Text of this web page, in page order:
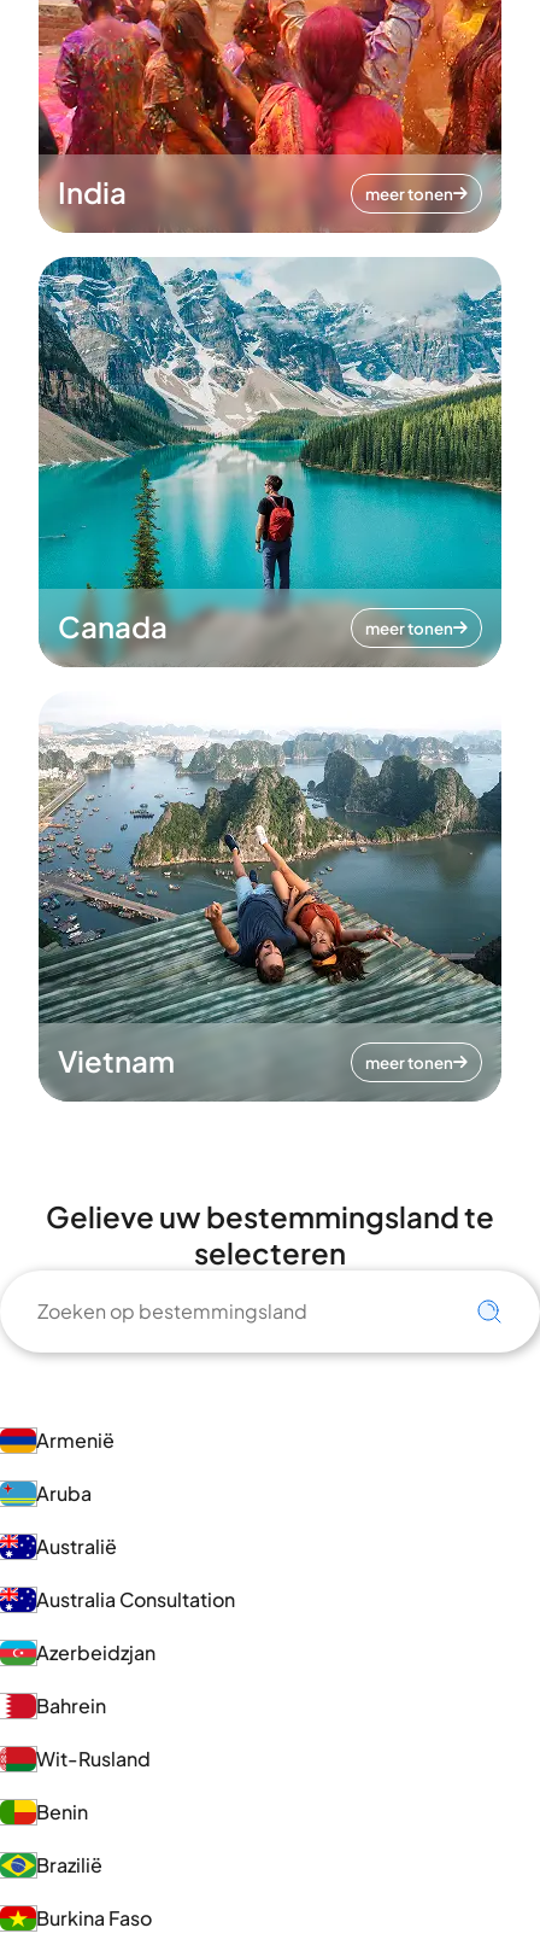
India meer tonen
Canada meer tonen
Vietnam meer tonen
Gelieve uw bestemmingsland te
selecteren
Armenië
Aruba
Australië
Australia Consultation
Azerbeidzjan
Bahrein
Wit-Rusland
Benin
Brazilië
Burkina Faso